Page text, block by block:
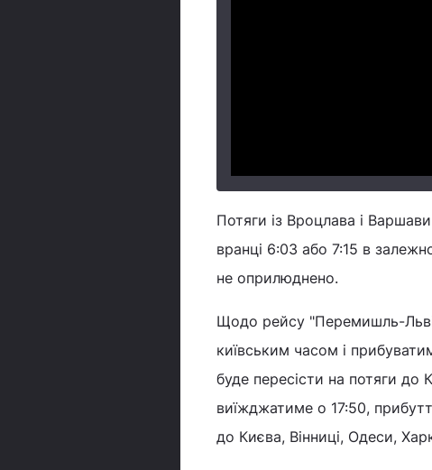
Потяги із Вроцлава і
вранці 6:03 або 7:15 в
не оприлюднено.
Щодо рейсу "Перемишль-
київським часом і
буде пересісти на потяги до
виїжджатиме о 17:50,
до Києва, Вінниці, Одеси,